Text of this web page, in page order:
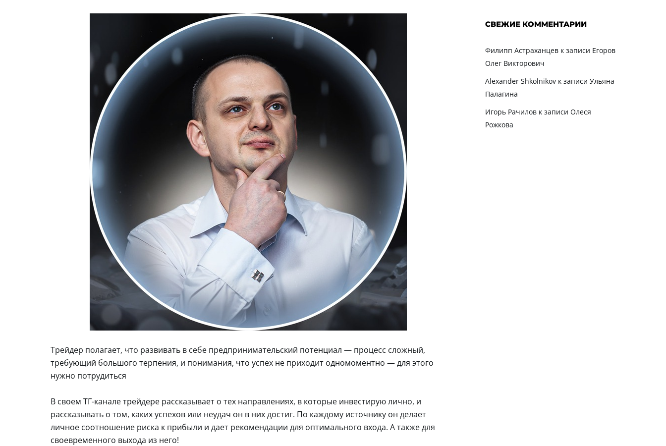
Трейдер полагает, что развивать в себе предпринимательский потенциал — процесс сложный,
требующий большого терпения, и понимания, что успех не приходит одномоментно — для этого
нужно потрудиться
В своем ТГ-канале трейдере рассказывает о тех направлениях, в которые инвестирую лично, и
рассказывать о том, каких успехов или неудач он в них достиг. По каждому источнику он делает
личное соотношение риска к прибыли и дает рекомендации для оптимального входа. А также для
своевременного выхода из него!
СВЕЖИЕ КОММЕНТАРИИ
Филипп Астраханцевк записи Егоров
Олег Викторович
Alexander Shkolnikovк записи Ульяна
Палагина
Игорь Рачиловк записи Олеся
Рожкова